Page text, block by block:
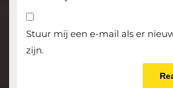
Stuur mij een e-mail als er
zijn.